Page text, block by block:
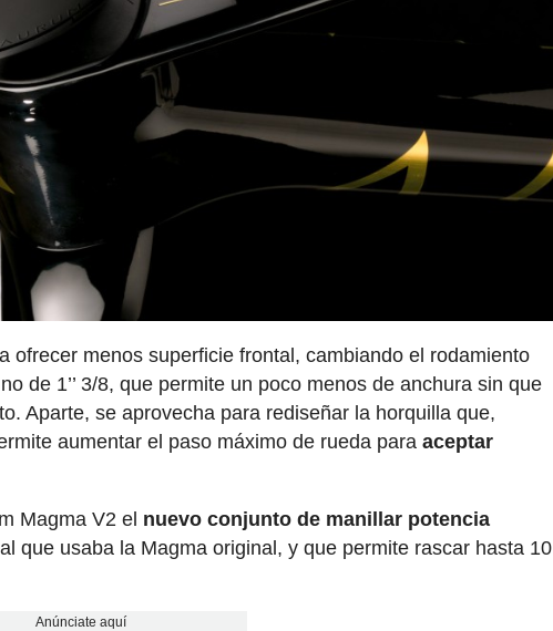
ofrecer menos superficie frontal, cambiando el rodamiento
de 1’’ 3/8, que permite un poco menos de anchura sin que
Aparte, se aprovecha para rediseñar la horquilla que,
aumentar el paso máximo de rueda paraaceptar
Magma V2 el nuevo conjunto de manillar potencia
que usaba la Magma original, y que permite rascar hasta 10
Anúnciate aquí